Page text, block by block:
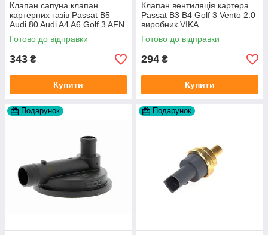
Клапан сапуна клапан
картерних газів Passat B5
Audi 80 Audi A4 A6 Golf 3 AFN
1Y AAZ 1Z AFF AEY AAZ AHB
AHU
Готово до відправки
343 ₴
Купити
Клапан вентиляція картера
Passat B3 B4 Golf 3 Vento 2.0
виробник VIKA
Готово до відправки
294 ₴
Купити
Подарунок Подарунок